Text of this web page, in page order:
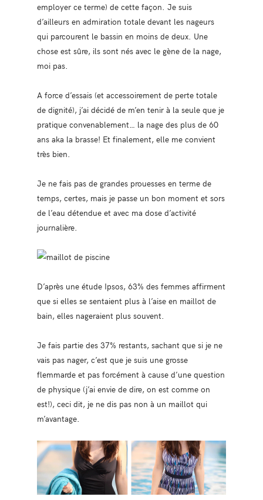
employer ce terme) de cette façon. Je suis
d’ailleurs en admiration totale devant les nageurs
qui parcourent le bassin en moins de deux. Une
chose est sûre, ils sont nés avec le gène de la nage,
moi pas.
A force d’essais (et accessoirement de perte totale
de dignité), j’ai décidé de m’en tenir à la seule que je
pratique convenablement… la nage des plus de 60
ans aka la brasse! Et finalement, elle me convient
très bien.
Je ne fais pas de grandes prouesses en terme de
temps, certes, mais je passe un bon moment et sors
de l’eau détendue et avec ma dose d’activité
journalière.
D’après une étude Ipsos, 63% des femmes affirment
que si elles se sentaient plus à l’aise en maillot de
bain, elles nageraient plus souvent.
Je fais partie des 37% restants, sachant que si je ne
vais pas nager, c’est que je suis une grosse
flemmarde et pas forcément à cause d’une question
de physique (j’ai envie de dire, on est comme on
est!), ceci dit, je ne dis pas non à un maillot qui
m’avantage.